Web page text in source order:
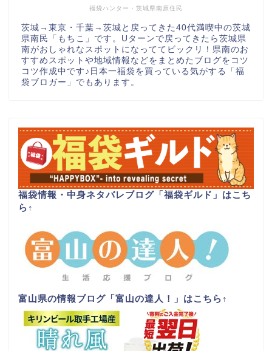
福袋ハンター・茨城県南原住民
茨城→東京・千葉→茨城と戻ってきた40代満喫中の茨城
県南民「もちこ」です。Uターンで戻ってきたら茨城県
南がおしゃれなスポットになっててビックリ！県南のお
すすめスポットや地域情報などをまとめたブログをコツ
コツ作成中です♪日本一福袋を買っている気がする「福
袋ブロガー」でもあります。
福袋情報・中身ネタバレブログ「福袋ギルド」はこち
ら ↑
富山県の情報ブログ「富山の達人！」はこちら ↑